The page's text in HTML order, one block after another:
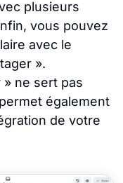
plusieurs
vous pouvez
avec le
».
ne sert pas
également
de votre